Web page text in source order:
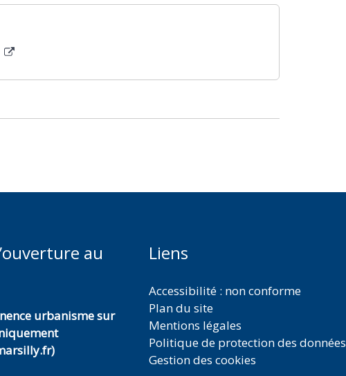
au
urbanisme sur
Liens
Accessibilité : non conforme
Plan du site
Mentions légales
Politique de protection des données
Gestion des cookies